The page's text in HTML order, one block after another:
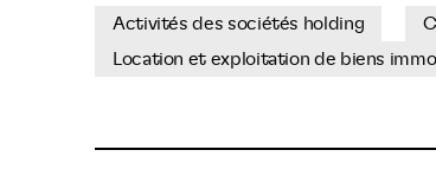
Activités des sociétés holding
Location et exploitation de biens